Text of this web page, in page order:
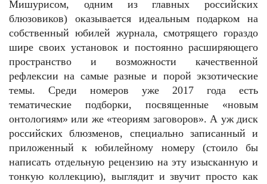
Мишурисом, одним из главных российских
блюзовиков) оказывается идеальным подарком на
собственный юбилей журнала, смотрящего гораздо
шире своих установок и постоянно расширяющего
пространство и возможности качественной
рефлексии на самые разные и порой экзотические
темы. Среди номеров уже 2017 года есть
тематические подборки, посвященные «новым
онтологиям» или же «теориям заговоров». А уж диск
российских блюзменов, специально записанный и
приложенный к юбилейному номеру (стоило бы
написать отдельную рецензию на эту изысканную и
тонкую коллекцию), выглядит и звучит просто как